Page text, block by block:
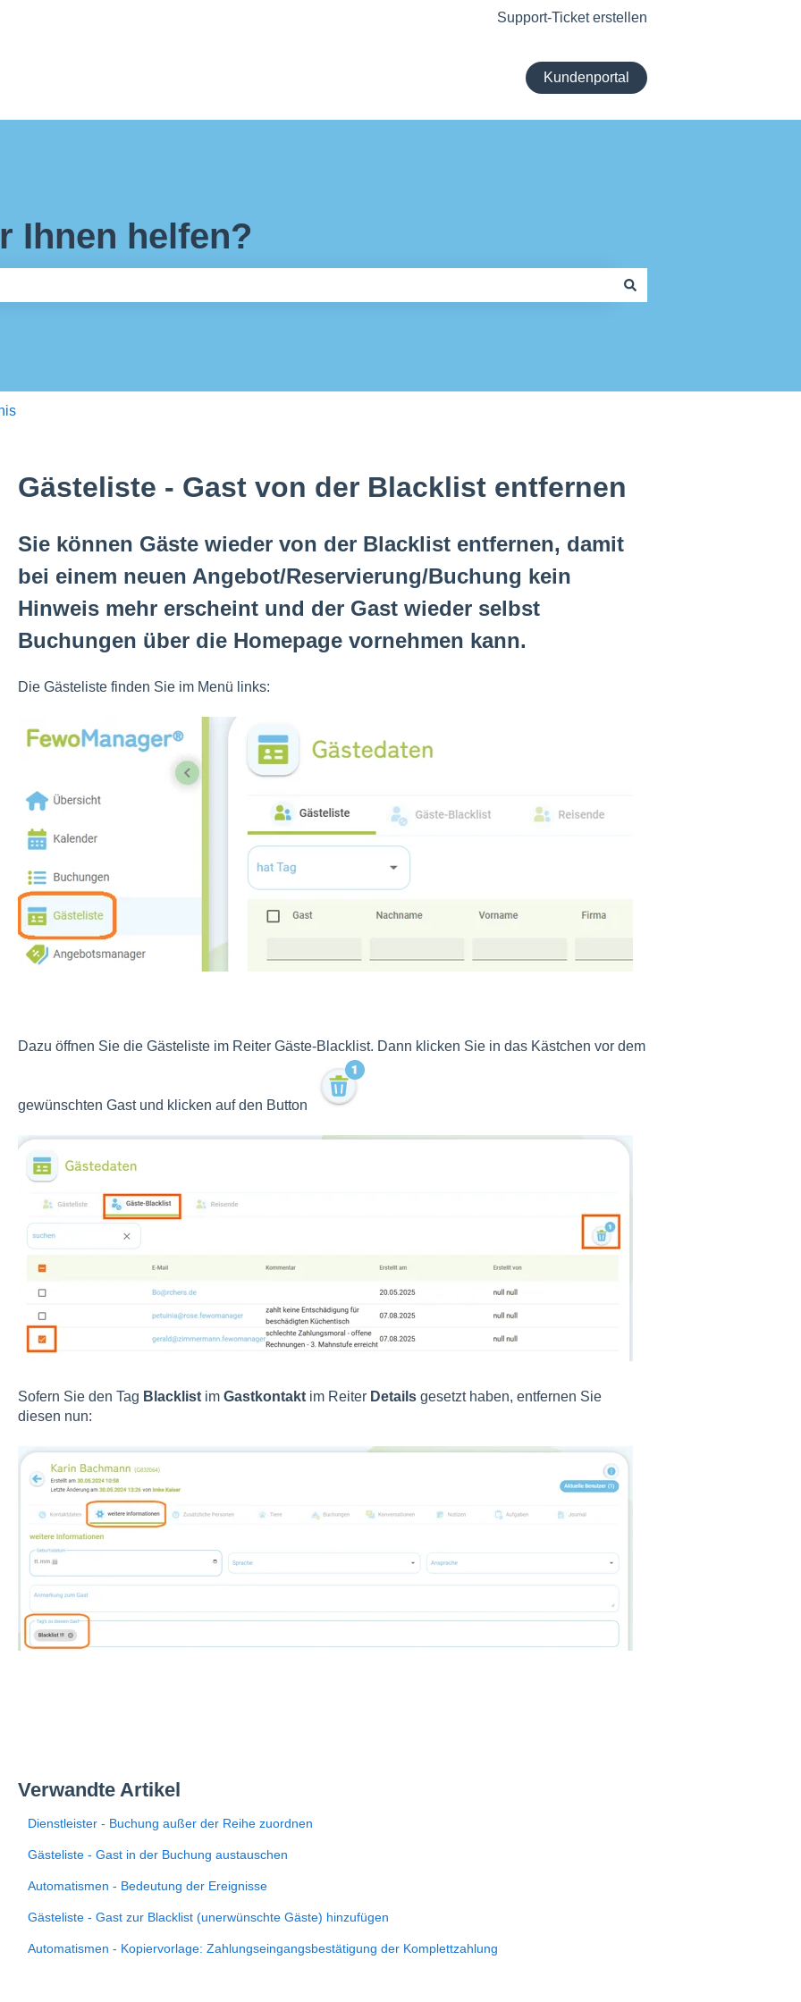
Support-Ticket erstellen
Kundenportal
Ihnen helfen?
Gästeliste - Gast von der Blacklist entfernen
Sie können Gäste wieder von der Blacklist entfernen, damit
bei einem neuen Angebot/Reservierung/Buchung kein
Hinweis mehr erscheint und der Gast wieder selbst
Buchungen über die Homepage vornehmen kann.
Die Gästeliste finden Sie im Menü links:
Dazu öffnen Sie die Gästeliste im Reiter Gäste-Blacklist. Dann klicken Sie in das Kästchen vor dem
gewünschten Gast und klicken auf den Button
Sofern Sie den Tag Blacklist im Gastkontakt im Reiter Details gesetzt haben, entfernen Sie
diesen nun:
Verwandte Artikel
Dienstleister - Buchung außer der Reihe zuordnen
Gästeliste - Gast in der Buchung austauschen
Automatismen - Bedeutung der Ereignisse
Gästeliste - Gast zur Blacklist (unerwünschte Gäste) hinzufügen
Automatismen - Kopiervorlage: Zahlungseingangsbestätigung der Komplettzahlung